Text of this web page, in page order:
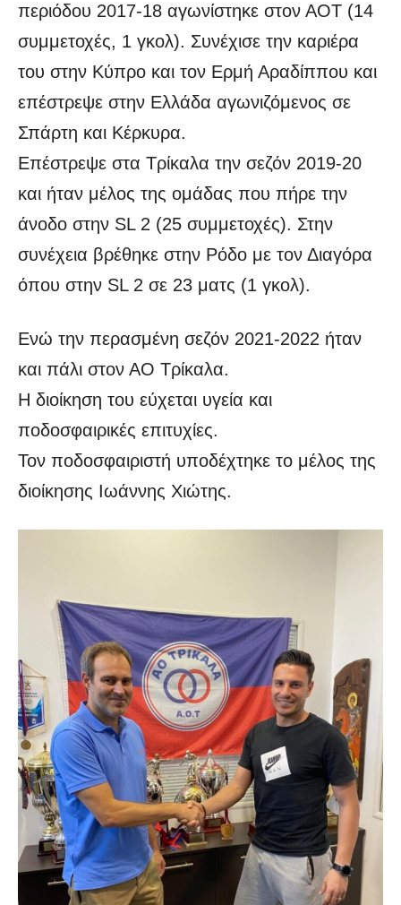
περιόδου 2017-18 αγωνίστηκε στον ΑΟΤ (14
συμμετοχές, 1 γκολ). Συνέχισε την καριέρα
του στην Κύπρο και τον Ερμή Αραδίππου και
επέστρεψε στην Ελλάδα αγωνιζόμενος σε
Σπάρτη και Κέρκυρα.
Επέστρεψε στα Τρίκαλα την σεζόν 2019-20
και ήταν μέλος της ομάδας που πήρε την
άνοδο στην SL 2 (25 συμμετοχές). Στην
συνέχεια βρέθηκε στην Ρόδο με τον Διαγόρα
όπου στην SL 2 σε 23 ματς (1 γκολ).
Ενώ την περασμένη σεζόν 2021-2022 ήταν
και πάλι στον ΑΟ Τρίκαλα.
Η διοίκηση του εύχεται υγεία και
ποδοσφαιρικές επιτυχίες.
Τον ποδοσφαιριστή υποδέχτηκε το μέλος της
διοίκησης Ιωάννης Χιώτης.